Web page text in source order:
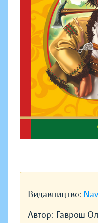
Видавництво:
Автор: Гаврош